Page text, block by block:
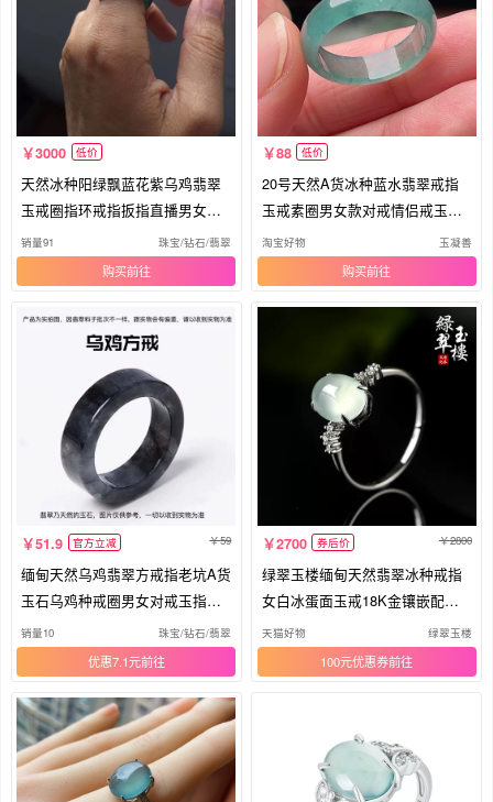
3000 低价
天然冰种阳绿飘蓝花紫乌鸡翡翠
玉戒圈指环戒指扳指直播男女款
证书
销量91 珠宝/钻石/翡翠
购买
88 低价
20号天然A货冰种蓝水翡翠戒指
玉戒素圈男女款对戒情侣戒玉石
指环
淘宝好物 玉凝善
购买
51.9 官方立减 59
缅甸天然乌鸡翡翠方戒指老坑A货
玉石乌鸡种戒圈男女对戒玉指环
潮
销量10 珠宝/钻石/翡翠
优惠7.1元
2700 券后价 2800
绿翠玉楼缅甸天然翡翠冰种戒指
女白冰蛋面玉戒18K金镶嵌配钻
石306
天猫好物 绿翠玉楼
100元优惠券